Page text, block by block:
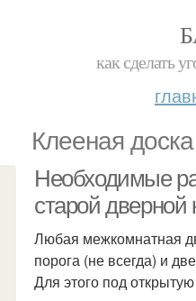
как сделать
Клееная доска
Необходимые
старой дверной
Любая межкомнатная
порога (не всегда) и
Для этого под